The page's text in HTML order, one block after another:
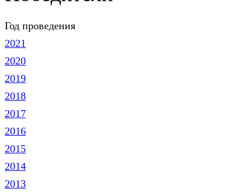
Год проведения
2021
2020
2019
2018
2017
2016
2015
2014
2013